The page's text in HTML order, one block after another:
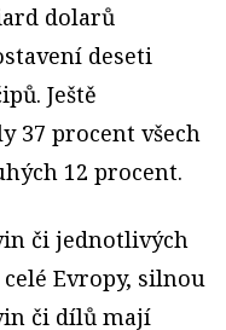
dolarů
deseti
Ještě
37 procent všech
12 procent.
či jednotlivých
Evropy, silnou
či dílů mají